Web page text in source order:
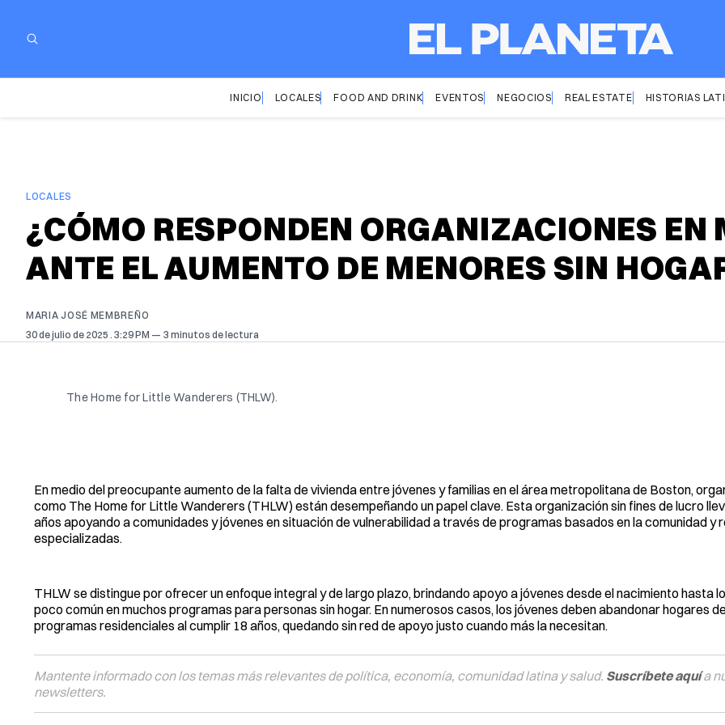
INICIO LOCALES FOOD AND DRINK EVENTOS NEGOCIOS REAL ESTATE HISTORIAS
LOCALES
¿CÓMO RESPONDEN ORGANIZACIONES
ANTE EL AUMENTO DE MENORES SIN
MARIA JOSÉ MEMBREÑO
30 de julio de 2025 . 3:29 PM 3 minutos de lectura
The Home for Little Wanderers (THLW).
En medio del preocupante aumento de la falta de vivienda entre jóvenes y familias en el área metropolitana de Boston,
como The Home for Little Wanderers (THLW) están desempeñando un papel clave. Esta organización sin fines de lucro
años apoyando a comunidades y jóvenes en situación de vulnerabilidad a través de programas basados en la comunidad y
especializadas.
THLW se distingue por ofrecer un enfoque integral y de largo plazo, brindando apoyo a jóvenes desde el nacimiento hasta
poco común en muchos programas para personas sin hogar. En numerosos casos, los jóvenes deben abandonar hogares
programas residenciales al cumplir 18 años, quedando sin red de apoyo justo cuando más la necesitan.
Mantente informado con los temas más relevantes de política, economía, comunidad latina y salud. Suscríbete aquía
newsletters.